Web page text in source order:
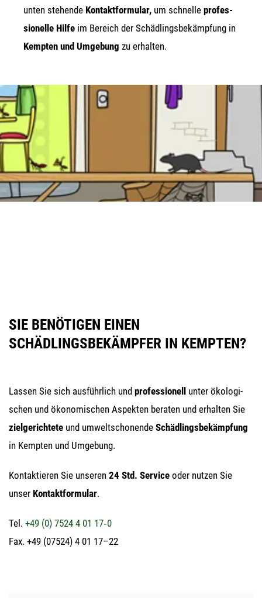
unten ste­hen­de Kon­takt­for­mu­lar, um schnel­le pro­fes­
sio­nel­le Hil­fe im Bereich der Schäd­lings­be­kämp­fung in
Kemp­ten und Umge­bung zu erhalten.
SIE BENÖTIGEN EINEN
SCHÄDLINGSBEKÄMPFER IN KEMPTEN?
Las­sen Sie sich aus­führ­lich und pro­fes­sio­nell
unter öko­lo­gi­
schen und öko­no­mi­schen Aspek­ten bera­ten und erhal­ten Sie
ziel­ge­rich­te­te und umwelt­scho­nen­de Schäd­lings­be­kämp­fung
in Kemp­ten und Umgebung.
Kon­tak­tie­ren Sie unse­ren 24 Std. Ser­vice oder nut­zen Sie
unser Kon­takt­for­mu­lar.
Tel. +49 (0) 7524 4 01 17‑0
Fax. +49 (07524) 4 01 17–22